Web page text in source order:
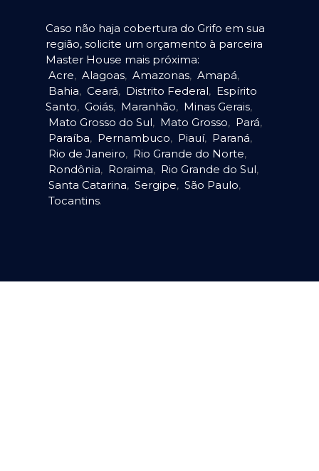
Caso não haja cobertura do Grifo em sua
região, solicite um orçamento à parceira
Master House mais próxima:
Acre, Alagoas, Amazonas, Amapá,
Bahia, Ceará, Distrito Federal, Espírito
Santo, Goiás, Maranhão, Minas Gerais,
Mato Grosso do Sul, Mato Grosso, Pará,
Paraíba, Pernambuco, Piauí, Paraná,
Rio de Janeiro, Rio Grande do Norte,
Rondônia, Roraima, Rio Grande do Sul,
Santa Catarina, Sergipe, São Paulo,
Tocantins.